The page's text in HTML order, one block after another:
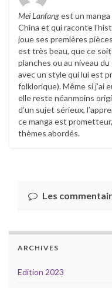
Mei Lanfangest un
China et qui raconte
joue ses premières
est très beau, que ce
planches ou au niveau
avec un style qui lui est
folklorique). Même si j’ai
elle reste néanmoins
d’un sujet sérieux,
ce manga est
thèmes abordés.
Les
ARCHIVES
Edition 2023